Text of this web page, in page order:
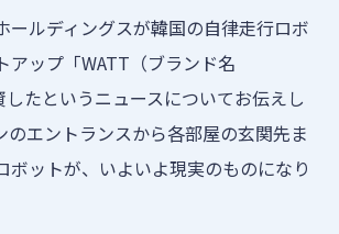
ールディングスが韓国の自律走行ロボ
アップ「WATT（ブランド名
たというニュースについてお伝えし
のエントランスから各部屋の玄関先ま
ボットが、いよいよ現実のものになり